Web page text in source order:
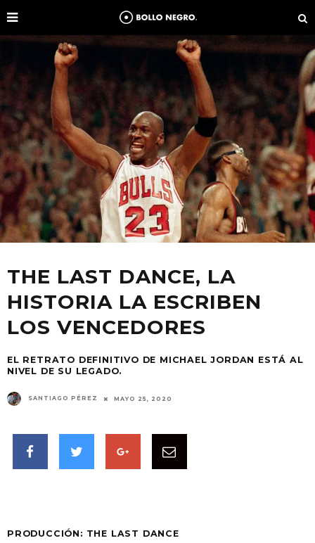
THE LAST DANCE, LA
HISTORIA LA ESCRIBEN
LOS VENCEDORES
EL RETRATO DEFINITIVO DE MICHAEL JORDAN ESTÁ AL
NIVEL DE SU LEGADO.
SANTIAGO PÉREZ MAYO 25, 2020
PRODUCCIÓN: THE LAST DANCE